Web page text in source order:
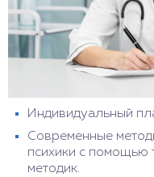
Индивидуальный
Современные
психики с помощью
методик.